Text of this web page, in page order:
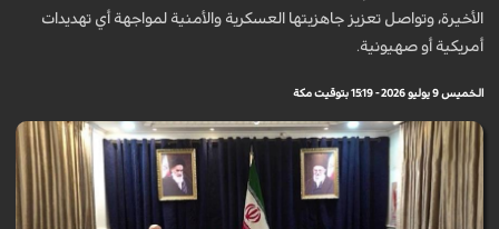
الأخيرة، وتواصل تعزيز جاهزيتها العسكرية والأمنية لمواجهة أي تهديدات
أمريكية أو صهيونية.
الخميس 9 يوليو 2026 - 15:19 بتوقيت مكة